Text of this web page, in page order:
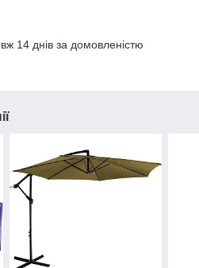
14 днів за домовленістю